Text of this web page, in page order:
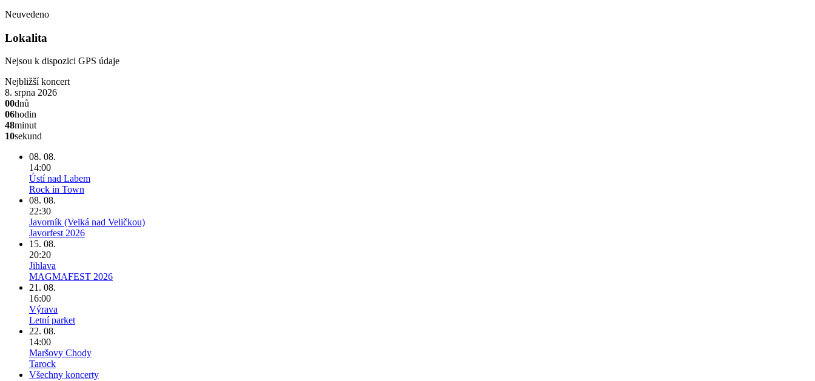
Neuvedeno
Lokalita
Nejsou k dispozici GPS údaje
Nejbližší koncert
8. srpna 2026
00dnů
06hodin
48minut
10sekund
08. 08.
14:00
Ústí nad Labem
Rock in Town
08. 08.
22:30
Javorník (Velká nad Veličkou)
Javorfest 2026
15. 08.
20:20
Jihlava
MAGMAFEST 2026
21. 08.
16:00
Výrava
Letní parket
22. 08.
14:00
Maršovy Chody
Tarock
Všechny koncerty